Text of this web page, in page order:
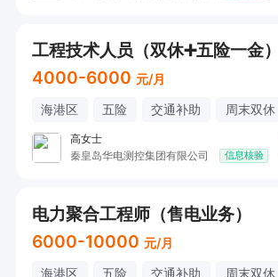
工程技术人员（双休➕五险一金）
4000-6000 元/月
海港区 五险 交通补助 周末双休
高女士
秦皇岛华电测控集团有限公司
信息核验
电力聚合工程师（售电业务）
6000-10000 元/月
海港区 五险 交通补助 周末双休